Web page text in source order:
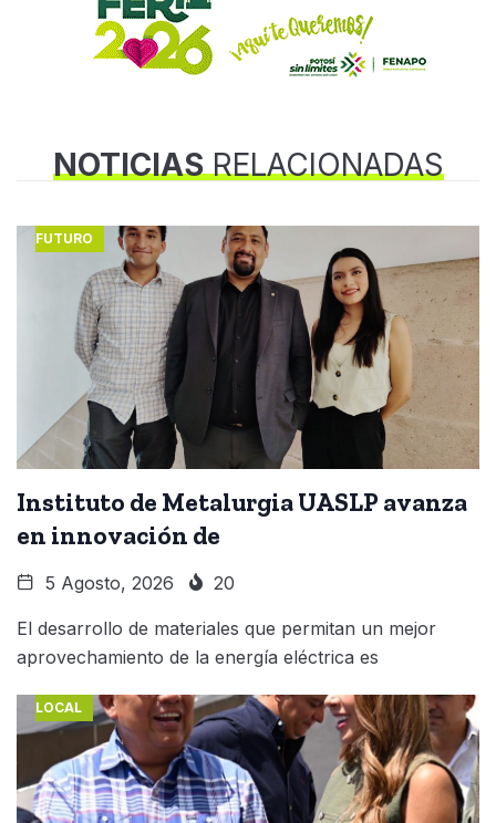
NOTICIASRELACIONADAS
FUTURO
Instituto de Metalurgia UASLP avanza
en innovación de
5 Agosto, 2026 20
El desarrollo de materiales que permitan un mejor
aprovechamiento de la energía eléctrica es
LOCAL